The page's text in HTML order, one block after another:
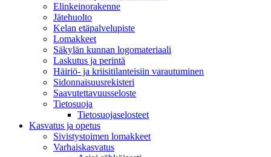
Elinkeinorakenne
Jätehuolto
Kelan etäpalvelupiste
Lomakkeet
Säkylän kunnan logomateriaali
Laskutus ja perintä
Häiriö- ja kriisitilanteisiin varautuminen
Sidonnaisuusrekisteri
Saavutettavuusseloste
Tietosuoja
Tietosuojaselosteet
Kasvatus ja opetus
Sivistystoimen lomakkeet
Varhaiskasvatus